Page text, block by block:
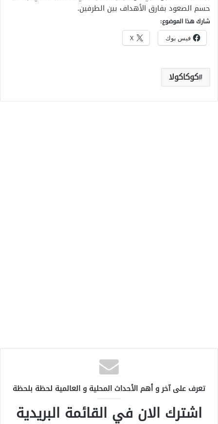
حسم الصعود بفارق الأهداف بين الطرفين.
شارك هذا الموضوع:
فيس بوك X
كوكاكولا
تعرف على آخر و أهم الأحداث المحلية و العالمية لحظة بلحظة
اشترك الان في القائمة البريدية